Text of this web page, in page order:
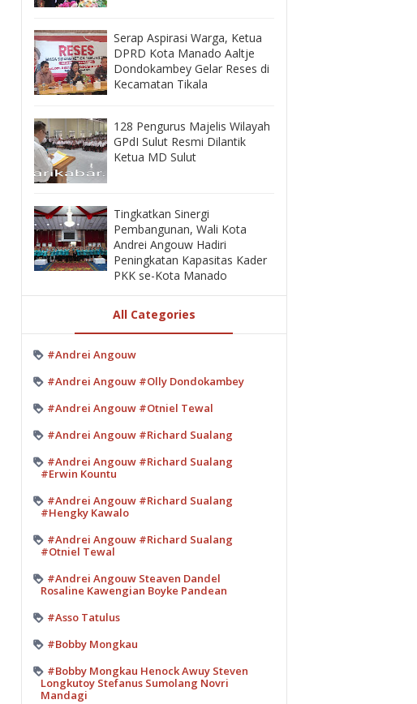
‎Serap Aspirasi Warga, Ketua
DPRD Kota Manado Aaltje
Dondokambey Gelar Reses di
Kecamatan Tikala ‎
128 Pengurus Majelis Wilayah
GPdI Sulut Resmi Dilantik
Ketua MD Sulut
‎Tingkatkan Sinergi
Pembangunan, Wali Kota
Andrei Angouw Hadiri
Peningkatan Kapasitas Kader
PKK se-Kota Manado
All Categories
#Andrei Angouw
#Andrei Angouw #Olly Dondokambey
#Andrei Angouw #Otniel Tewal
#Andrei Angouw #Richard Sualang
#Andrei Angouw #Richard Sualang
#Erwin Kountu
#Andrei Angouw #Richard Sualang
#Hengky Kawalo
#Andrei Angouw #Richard Sualang
#Otniel Tewal
#Andrei Angouw Steaven Dandel
Rosaline Kawengian Boyke Pandean
#Asso Tatulus
#Bobby Mongkau
#Bobby Mongkau Henock Awuy Steven
Longkutoy Stefanus Sumolang Novri
Mandagi